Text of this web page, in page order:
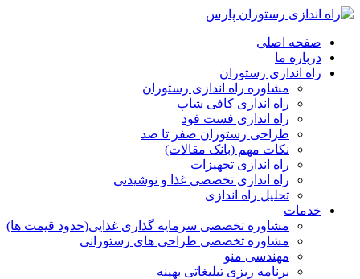
صفحه اصلی
درباره ما
راه اندازی رستوران
مشاوره راه اندازی رستوران
راه اندازی کافی شاپ
راه اندازی فست فود
طراحی رستوران صفر تا صد
نکات مهم (بانک مقالات)
راه اندازی تجهیزات
راه اندازی تخصصی غذا و نوشیدنی
تحلیل راه اندازی
خدمات
مشاوره تخصصی سرمایه گذاری غذایی(حدود قیمت ها)
مشاوره تخصصی طراحی های رستورانی
مهندسی منو
برنامه ریزی تبلیغاتی بهینه